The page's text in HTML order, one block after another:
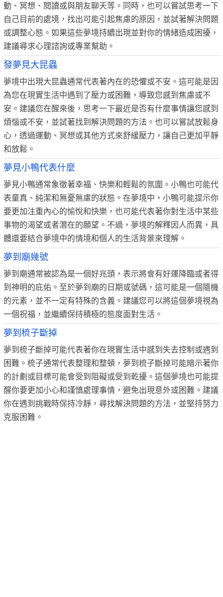
動、冥想、閱讀或與朋友聊天等。同時，也可以嘗試思考一下
自己目前的處境，找出可能引起焦慮的原因，並試著解決問題
或調整心態。如果這些夢境持續出現並對你的情緒造成困擾，
建議尋求心理諮詢或專業幫助。
發夢見大昆蟲
夢境中出現大昆蟲通常代表著內在的恐懼或不安。這可能是因
為您在現實生活中遇到了壓力或困難，導致您感到焦慮或不
安。建議您在醒來後，思考一下最近是否有什麼事情讓您感到
煩惱或不安，並試著找到解決問題的方法。也可以嘗試放鬆身
心，透過運動、冥想或其他方式來舒緩壓力，讓自己更加平靜
和放鬆。
夢見小鴨代表什麼
夢見小鴨通常象徵著幸福、快樂和輕鬆的氛圍。小鴨也可能代
表童真、純潔和無憂無慮的狀態。在夢境中，小鴨可能提示你
要更加注重內心的愉悅和快樂，也可能代表著你對生活中某些
事物的渴望或者潛在的願望。不過，夢境的解釋因人而異，具
體還要結合夢境中的情境和個人的生活背景來理解。
夢到廟幾號
夢到廟通常被認為是一個好兆頭，表示將會有好運降臨或者得
到神明的庇佑。至於夢到廟的日期或號碼，這可能是一個隨機
的元素，並不一定有特殊的含義。建議您可以將這個夢境視為
一個祝福，並繼續保持積極的態度面對生活。
夢到梳子斷掉
夢到梳子斷掉可能代表著你在現實生活中感到失去控制或遇到
困難。梳子通常代表整理和整頓，夢到梳子斷掉可能暗示著你
的計劃或目標可能會受到阻礙或受到乾擾。這個夢境也可能提
醒你要更加小心和謹慎處理事情，避免出現意外或困難。建議
你在遇到挑戰時保持冷靜，尋找解決問題的方法，並堅持努力
克服困難。